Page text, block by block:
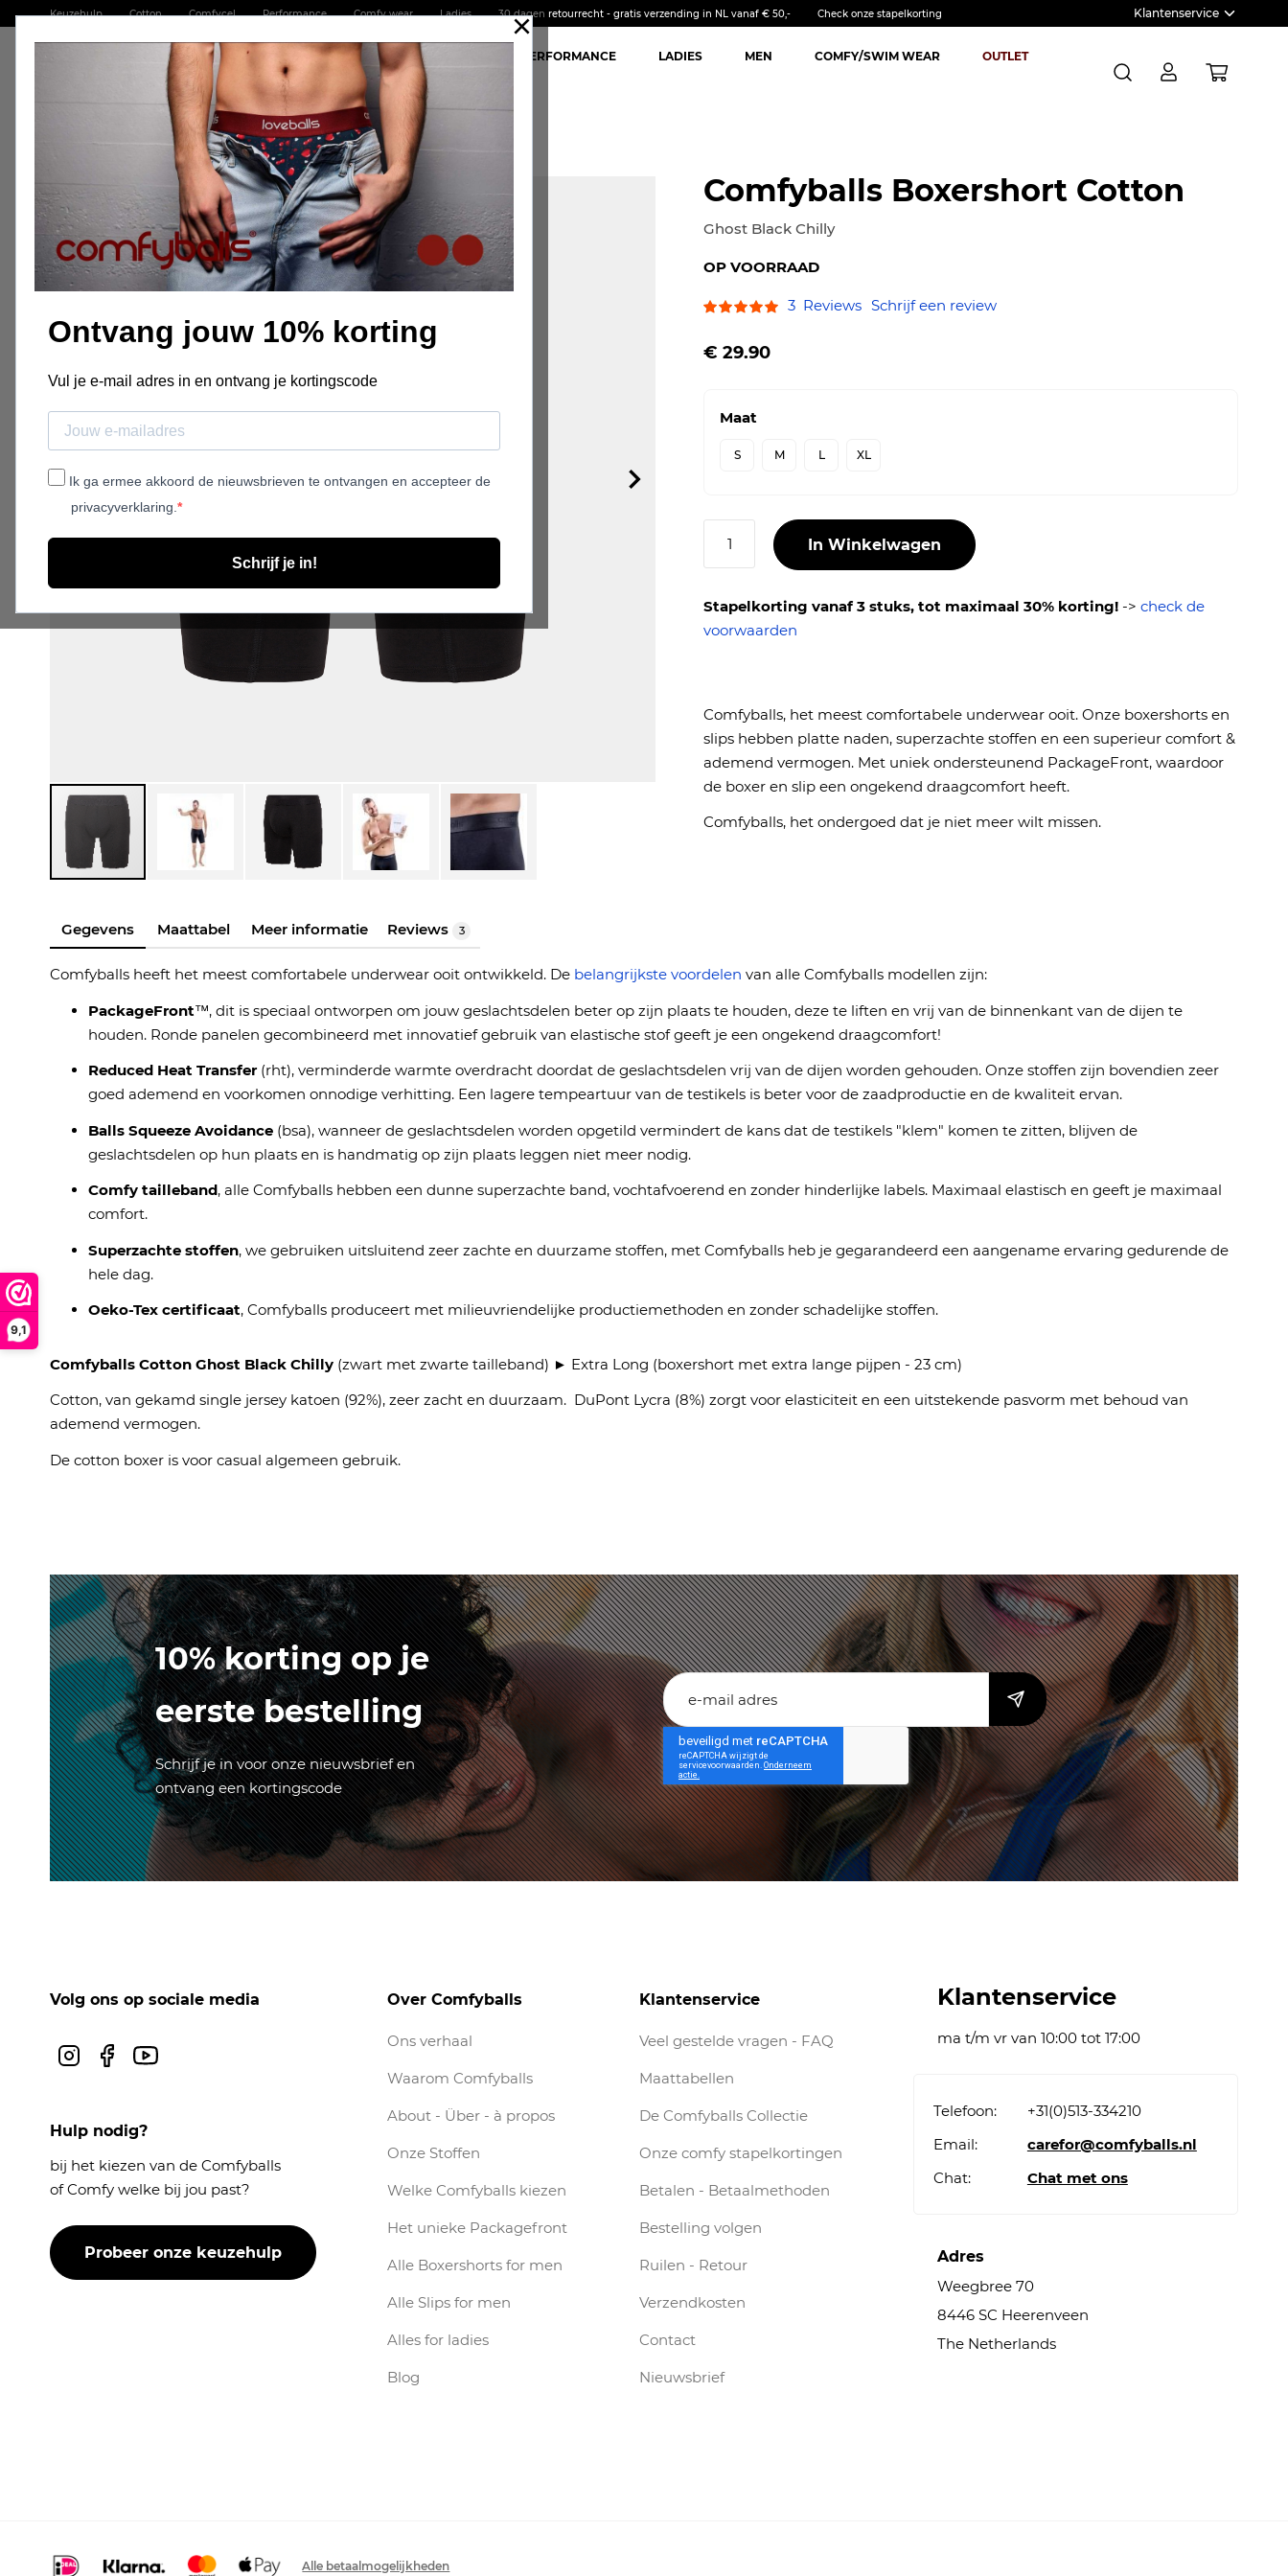
9,1
naar
Keuzehulp Cotton Comfycel Performance Comfy wear Ladies 30 dagen retourrecht - gratis verzending in NL vanaf € 50,- Check onze stapelkorting Klantenservice
COTTON COMFYCEL PERFORMANCE LADIES MEN COMFY/SWIM WEAR OUTLET
KEUZEHULP
Zoek
Comfyballs Boxershort Cotton
naar
het
einde
van
afbeeldingen-
het
begin
afbeeldingen-
Comfyballs Boxershort Cotton
Ghost Black Chilly
OP VOORRAAD
Waardering:3 Reviews Schrijf een review
Vanaf
€ 29.90
Maat
S M L XL
In Winkelwagen
Stapelkorting vanaf 3 stuks, tot maximaal 30% korting! -> check de
voorwaarden
Comfyballs, het meest comfortabele underwear ooit. Onze boxershorts en
slips hebben platte naden, superzachte stoffen en een superieur comfort &
ademend vermogen. Met uniek ondersteunend PackageFront, waardoor
de boxer en slip een ongekend draagcomfort heeft.
Comfyballs, het ondergoed dat je niet meer wilt missen.
Gegevens
Comfyballs heeft het meest comfortabele underwear ooit ontwikkeld. De belangrijkste voordelen van alle Comfyballs modellen zijn:
PackageFront™, dit is speciaal ontworpen om jouw geslachtsdelen beter op zijn plaats te houden, deze te liften en vrij van de binnenkant van de dijen te
houden. Ronde panelen gecombineerd met innovatief gebruik van elastische stof geeft je een ongekend draagcomfort!
Reduced Heat Transfer (rht), verminderde warmte overdracht doordat de geslachtsdelen vrij van de dijen worden gehouden. Onze stoffen zijn bovendien zeer
goed ademend en voorkomen onnodige verhitting. Een lagere tempeartuur van de testikels is beter voor de zaadproductie en de kwaliteit ervan.
Balls Squeeze Avoidance (bsa), wanneer de geslachtsdelen worden opgetild vermindert de kans dat de testikels "klem" komen te zitten, blijven de
geslachtsdelen op hun plaats en is handmatig op zijn plaats leggen niet meer nodig.
Comfy tailleband, alle Comfyballs hebben een dunne superzachte band, vochtafvoerend en zonder hinderlijke labels. Maximaal elastisch en geeft je maximaal
comfort.
Superzachte stoffen, we gebruiken uitsluitend zeer zachte en duurzame stoffen, met Comfyballs heb je gegarandeerd een aangename ervaring gedurende de
hele dag.
Oeko-Tex certificaat, Comfyballs produceert met milieuvriendelijke productiemethoden en zonder schadelijke stoffen.
Comfyballs Cotton Ghost Black Chilly (zwart met zwarte tailleband) ► Extra Long (boxershort met extra lange pijpen - 23 cm)
Cotton, van gekamd single jersey katoen (92%), zeer zacht en duurzaam. DuPont Lycra (8%) zorgt voor elasticiteit en een uitstekende pasvorm met behoud van
ademend vermogen.
De cotton boxer is voor casual algemeen gebruik.
Maattabel Meer informatie Reviews 3
10% korting op je
eerste bestelling
Schrijf je in voor onze nieuwsbrief en
ontvang een kortingscode
Volg ons op sociale media
Instagram
FacebookYoutube
Hulp nodig?
bij het kiezen van de Comfyballs
of Comfy welke bij jou past?
Probeer onze keuzehulp
Over Comfyballs
Ons verhaal
Waarom Comfyballs
About - Über - à propos
Onze Stoffen
Welke Comfyballs kiezen
Het unieke Packagefront
Alle Boxershorts for men
Alle Slips for men
Alles for ladies
Blog
Klantenservice
Veel gestelde vragen - FAQ
Maattabellen
De Comfyballs Collectie
Onze comfy stapelkortingen
Betalen - Betaalmethoden
Bestelling volgen
Ruilen - Retour
Verzendkosten
Contact
Nieuwsbrief
Klantenservice
ma t/m vr van 10:00 tot 17:00
Telefoon:
Email:
Chat:
+31(0)513-334210
carefor@comfyballs.nl
Chat met ons
Adres
Weegbree 70
8446 SC Heerenveen
The Netherlands
Alle betaalmogelijkheden
×
Ontvang jouw 10% korting
Vul je e-mail adres in en ontvang je kortingscode
Ik ga ermee akkoord de nieuwsbrieven te ontvangen en accepteer de
privacyverklaring.
Schrijf je in!